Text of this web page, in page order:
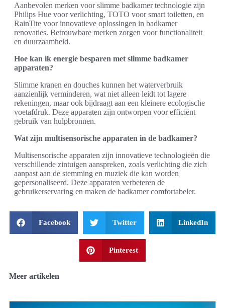
Aanbevolen merken voor slimme badkamer technologie zijn
Philips Hue voor verlichting, TOTO voor smart toiletten, en
RainTite voor innovatieve oplossingen in badkamer
renovaties. Betrouwbare merken zorgen voor functionaliteit
en duurzaamheid.
Hoe kan ik energie besparen met slimme badkamer
apparaten?
Slimme kranen en douches kunnen het waterverbruik
aanzienlijk verminderen, wat niet alleen leidt tot lagere
rekeningen, maar ook bijdraagt aan een kleinere ecologische
voetafdruk. Deze apparaten zijn ontworpen voor efficiënt
gebruik van hulpbronnen.
Wat zijn multisensorische apparaten in de badkamer?
Multisensorische apparaten zijn innovatieve technologieën die
verschillende zintuigen aanspreken, zoals verlichting die zich
aanpast aan de stemming en muziek die kan worden
gepersonaliseerd. Deze apparaten verbeteren de
gebruikerservaring en maken de badkamer comfortabeler.
Facebook Twitter LinkedIn
Pinterest
Meer artikelen